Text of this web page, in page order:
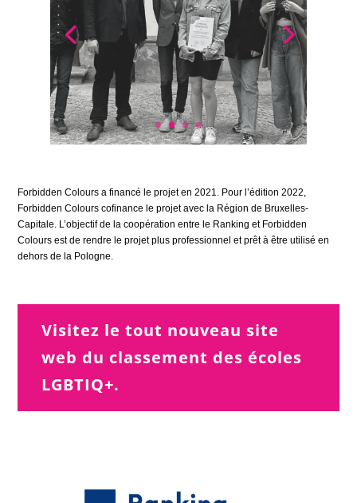
Forbidden Colours a financé le projet en 2021. Pour l’édition 2022,
Forbidden Colours cofinance le projet avec la Région de Bruxelles-
Capitale. L’objectif de la coopération entre le Ranking et Forbidden
Colours est de rendre le projet plus professionnel et prêt à être utilisé en
dehors de la Pologne.
Visitez le tout nouveau site
web du classement des écoles
LGBTIQ+.